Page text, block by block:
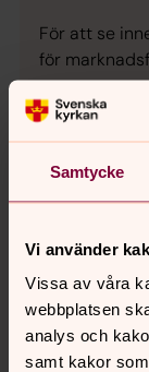
Samtycke
Vi använder
Vissa av våra
webbplatsen
analys och
samt kakor
För att se
för
Se videon på
Ditt
Välkommen att
alltid en plats
medlemskap i